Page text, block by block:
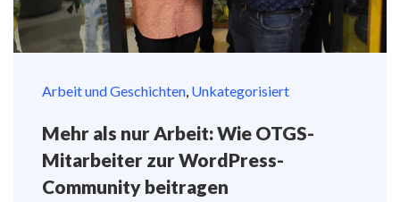
Arbeit und Geschichten, Unkategorisiert
Mehr als nur Arbeit: Wie OTGS-
Mitarbeiter zur WordPress-
Community beitragen